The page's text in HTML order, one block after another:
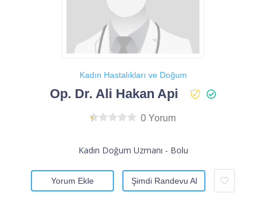
Kadın Hastalıkları ve Doğum
Op. Dr. Ali Hakan Api
0 Yorum
Kadın Doğum Uzmanı - Bolu
Yorum Ekle Şimdi Randevu Al